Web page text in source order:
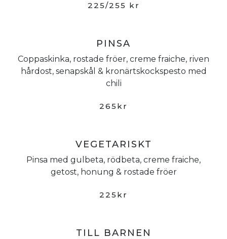
225/255 kr
PINSA
Coppaskinka, rostade fröer, creme fraiche, riven
hårdost, senapskål & kronärtskockspesto med
chili
265kr
VEGETARISKT
Pinsa med gulbeta, rödbeta, creme fraiche,
getost, honung & rostade fröer
225kr
TILL BARNEN